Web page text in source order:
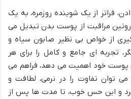
فراتر از یک شوینده روزمره، به یک
مراقبت از پوست بدن تبدیل می
از خواص بی نظیر صابون سیاه و
تجربه ای جامع و کامل را برای هر
پوست خود اهمیت می دهد، فراهم می
می توان تفاوت را در نرمی، لطافت و
و این حس خوب، تا مدت ها پس از